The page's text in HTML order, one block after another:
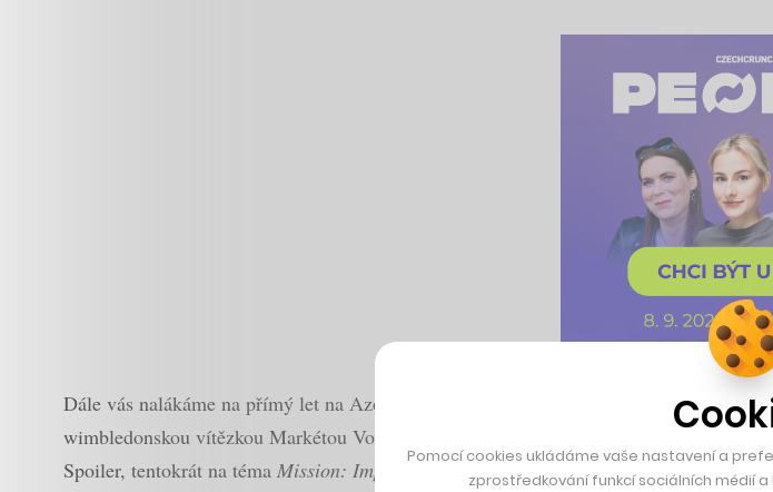
Dále vás nalákáme na přímý let na Azorské ostrovy, připomeneme rekordní výši darů
wimbledonskou vítězkou Markétou Vondroušovou a Nike, vyzdvihneme zajímavý
Spoiler, tentokrát na téma Mission: Impossible.
Pomocí cookies ukládáme vaše nastavení a
zprostředkování funkcí sociálních médií